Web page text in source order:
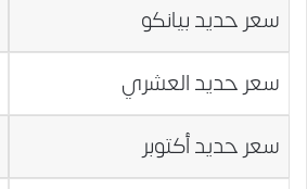
سعر حديد بيانكو
سعر حديد العشري
سعر حديد أكتوبر